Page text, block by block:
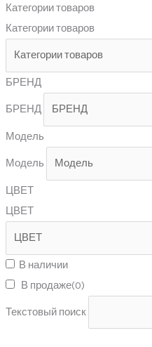
Категории товаров
Категории товаров
БРЕНД
БРЕНД
Модель
Модель
ЦВЕТ
ЦВЕТ
В наличии
В продаже(0)
Текстовый поиск